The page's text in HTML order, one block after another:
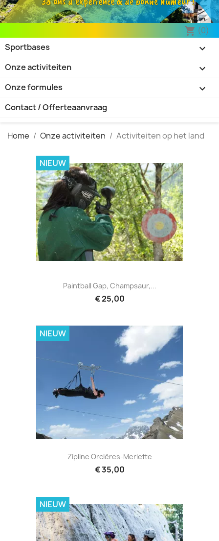
shopping_cart (0)

Sportbases

Onze activiteiten

Onze formules
Contact / Offerteaanvraag
Home Onze activiteiten Activiteiten op het land
Paintball Gap, Champsaur,...
€ 25,00
NIEUW
Zipline Orcières-Merlette
€ 35,00
NIEUW
NIEUW